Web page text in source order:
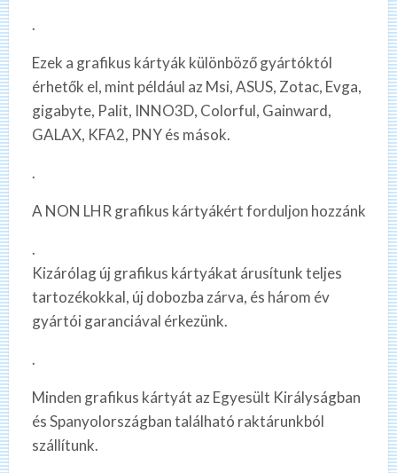
.
Ezek a grafikus kártyák különböző gyártóktól
érhetők el, mint például az Msi, ASUS, Zotac, Evga,
gigabyte, Palit, INNO3D, Colorful, Gainward,
GALAX, KFA2, PNY és mások.
.
A NON LHR grafikus kártyákért forduljon hozzánk
.
Kizárólag új grafikus kártyákat árusítunk teljes
tartozékokkal, új dobozba zárva, és három év
gyártói garanciával érkezünk.
.
Minden grafikus kártyát az Egyesült Királyságban
és Spanyolországban található raktárunkból
szállítunk.